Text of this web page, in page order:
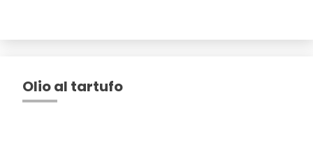
Olio al tartufo